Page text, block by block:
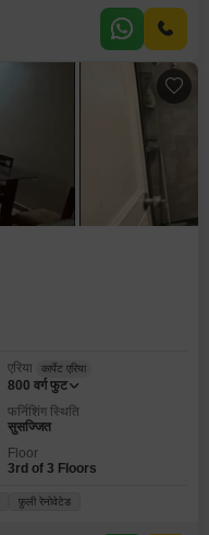
एरिया कार्पेट एरिया
800 वर्ग फुट
फर्निशिंग स्थिति
सुसज्जित
Floor
3rd of 3 Floors
फ़ुली रेनोवेटेड